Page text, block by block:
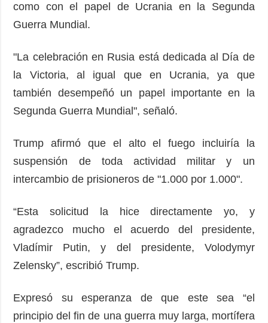
como con el papel de Ucrania en la Segunda
Guerra Mundial.
"La celebración en Rusia está dedicada al Día de
la Victoria, al igual que en Ucrania, ya que
también desempeñó un papel importante en la
Segunda Guerra Mundial", señaló.
Trump afirmó que el alto el fuego incluiría la
suspensión de toda actividad militar y un
intercambio de prisioneros de "1.000 por 1.000".
“Esta solicitud la hice directamente yo, y
agradezco mucho el acuerdo del presidente,
Vladímir Putin, y del presidente, Volodymyr
Zelensky”, escribió Trump.
Expresó su esperanza de que este sea “el
principio del fin de una guerra muy larga, mortífera